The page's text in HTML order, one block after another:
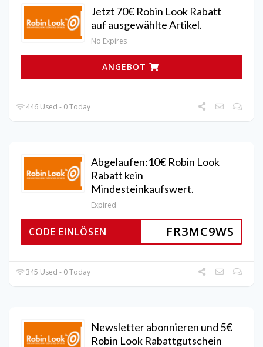
Jetzt 70€ Robin Look Rabatt
auf ausgewählte Artikel.
No Expires
ANGEBOT
446 Used - 0 Today
Abgelaufen:10€ Robin Look
Rabatt kein
Mindesteinkaufswert.
Expired
FR3MC9WS
CODE EINLÖSEN
345 Used - 0 Today
Newsletter abonnieren und 5€
Robin Look Rabattgutschein